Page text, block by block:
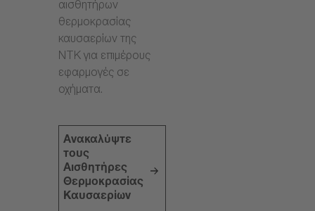
αισθητήρων
θερμοκρασίας
καυσαερίων της
NTK για επιμέρους
εφαρμογές σε
οχήματα.
Ανακαλύψτε
τους
Αισθητήρες
Θερμοκρασίας
Καυσαερίων